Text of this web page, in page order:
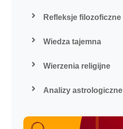
Refleksje filozoficzne
Wiedza tajemna
Wierzenia religijne
Analizy astrologiczne